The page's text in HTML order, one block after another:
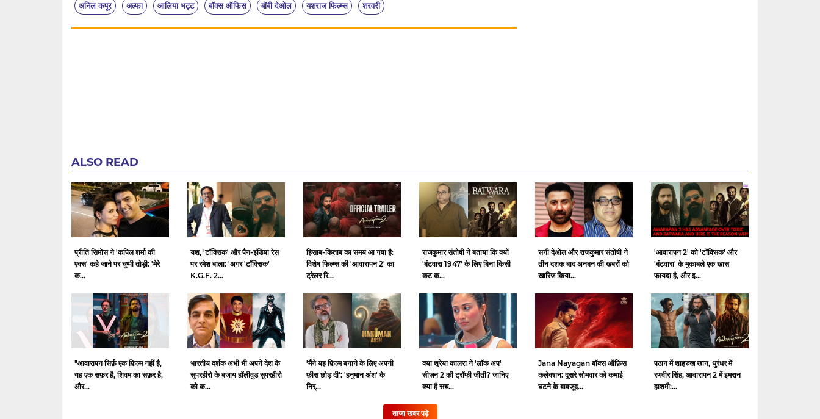
अनिल कपूर अल्फा आलिया भट्ट बॉक्स ऑफिस बॉबी देओल यशराज फिल्म्स शरवरी
ALSO READ
प्रीति सिमोस ने 'कपिल शर्मा की
एक्स' कहे जाने पर चुप्पी तोड़ी: 'मेरे
क...
यश, 'टॉक्सिक' और पैन-इंडिया रेस
पर रमेश बाला: 'अगर 'टॉक्सिक'
K.G.F. 2...
हिसाब-किताब का समय आ गया है:
विशेष फिल्म्स की 'आवारापन 2' का
ट्रेलर रि...
राजकुमार संतोषी ने बताया कि क्यों
'बंटवारा 1947' के लिए बिना किसी
कट क...
सनी देओल और राजकुमार संतोषी ने
तीन दशक बाद अनबन की खबरों को
खारिज किया...
'आवारापन 2' को 'टॉक्सिक' और
'बंटवारा' के मुकाबले एक खास
फायदा है, और इ...
"आवारापन सिर्फ़ एक फ़िल्म नहीं है,
यह एक सफ़र है, शिवम का सफ़र है,
और...
भारतीय दर्शक अभी भी अपने देश के
सुपरहीरो के बजाय हॉलीवुड सुपरहीरो
को क...
'मैंने यह फ़िल्म बनाने के लिए अपनी
फ़ीस छोड़ दी': 'हनुमान अंश' के
निर्...
क्या श्रेया कालरा ने 'लॉक अप'
सीज़न 2 की ट्रॉफी जीती? जानिए
क्या है सच...
Jana Nayagan बॉक्स ऑफ़िस
कलेक्शन: दूसरे सोमवार को कमाई
घटने के बावजूद...
पठान में शाहरुख खान, धुरंधर में
रणवीर सिंह, आवारापन 2 में इमरान
हाशमी:...
ताजा खबर पढ़े